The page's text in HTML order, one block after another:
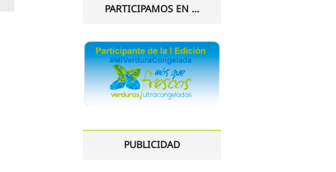
PARTICIPAMOS EN …
PUBLICIDAD